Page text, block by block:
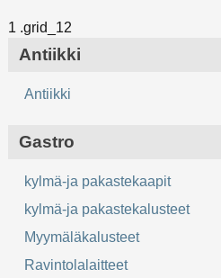
Antiikki
Antiikki
Gastro
kylmä-ja pakastekaapit
kylmä-ja pakastekalusteet
Myymäläkalusteet
Ravintolalaitteet